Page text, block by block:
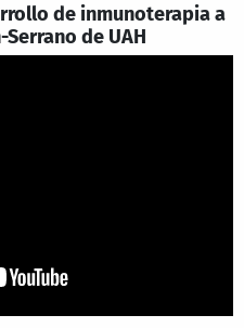
de inmunoterapia a
de UAH